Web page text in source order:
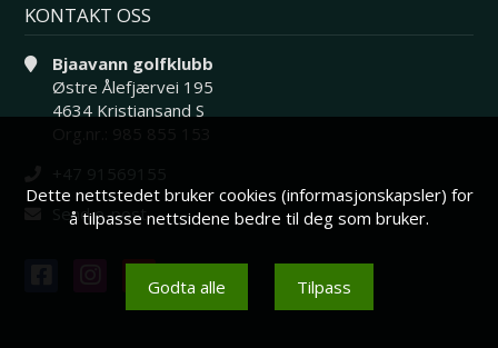
KONTAKT OSS
Bjaavann golfklubb
Østre Ålefjærvei 195
4634 Kristiansand S
Send e-post
Dette nettstedet bruker cookies (informasjonskapsler) for
å tilpasse nettsidene bedre til deg som bruker.
Godta alle Tilpass